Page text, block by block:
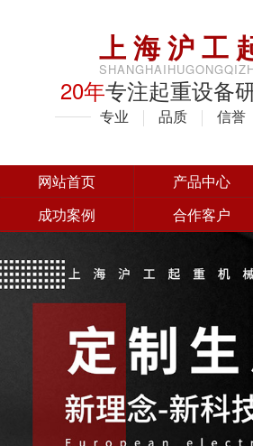
上海沪工
20年专注起重设备
专业 品质 信誉
网站首页 产品中心
成功案例
合作客户